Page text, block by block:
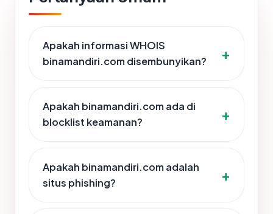
Apakah informasi WHOIS
binamandiri.com disembunyikan?
Apakah binamandiri.com ada di
blocklist keamanan?
Apakah binamandiri.com adalah
situs phishing?